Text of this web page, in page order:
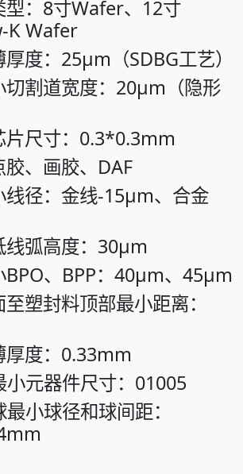
型：8寸Wafer、12寸
K Wafer
度：25μm（SDBG工艺）
切割道宽度：20μm（隐形
片尺寸：0.3*0.3mm
、画胶、DAF
线径：金线-15μm、合金
线弧高度：30μm
BPO、BPP：40μm、45μm
塑封料顶部最小距离：
厚度：0.33mm
小元器件尺寸：01005
小球径和球间距：